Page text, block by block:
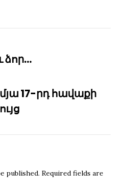
ձոր…
17-րդ հավաքի
published. Required fields are